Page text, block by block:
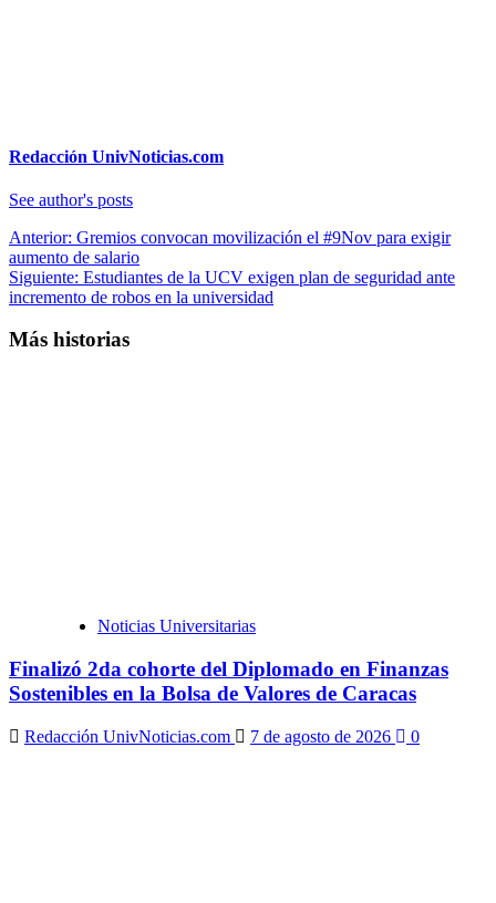
Redacción UnivNoticias.com
See author's posts
Navegación
de
entradas
Anterior: Gremios convocan movilización el #9Nov para exigir
aumento de salario
Siguiente: Estudiantes de la UCV exigen plan de seguridad ante
incremento de robos en la universidad
Más historias
Noticias Universitarias
Finalizó 2da cohorte del Diplomado en Finanzas
Sostenibles en la Bolsa de Valores de Caracas
Redacción UnivNoticias.com 7 de agosto de 2026 0